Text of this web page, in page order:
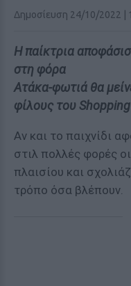
Δημοσίευση 24/10/2022 |
Η παίκτρια
στη φόρα
Ατάκα-φωτιά θα
φίλους του
Αν και το παιχνίδι
στιλ πολλές φορές
πλαισίου και
τρόπο όσα βλέπουν.